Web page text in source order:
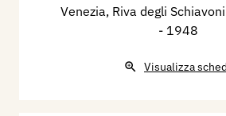
Venezia, Riva degli
- 1948
Visualizza